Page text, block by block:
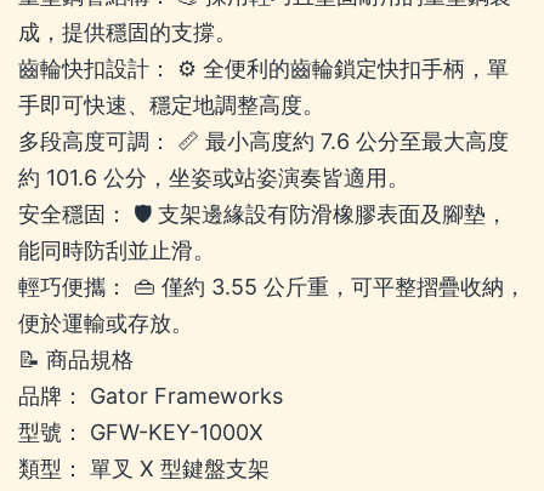
成，提供穩固的支撐。
齒輪快扣設計： ⚙️ 全便利的齒輪鎖定快扣手柄，單
手即可快速、穩定地調整高度。
多段高度可調： 📏 最小高度約 7.6 公分至最大高度
約 101.6 公分，坐姿或站姿演奏皆適用。
安全穩固： 🛡️ 支架邊緣設有防滑橡膠表面及腳墊，
能同時防刮並止滑。
輕巧便攜： 👜 僅約 3.55 公斤重，可平整摺疊收納，
便於運輸或存放。
📝 商品規格
品牌： Gator Frameworks
型號： GFW-KEY-1000X
類型： 單叉 X 型鍵盤支架